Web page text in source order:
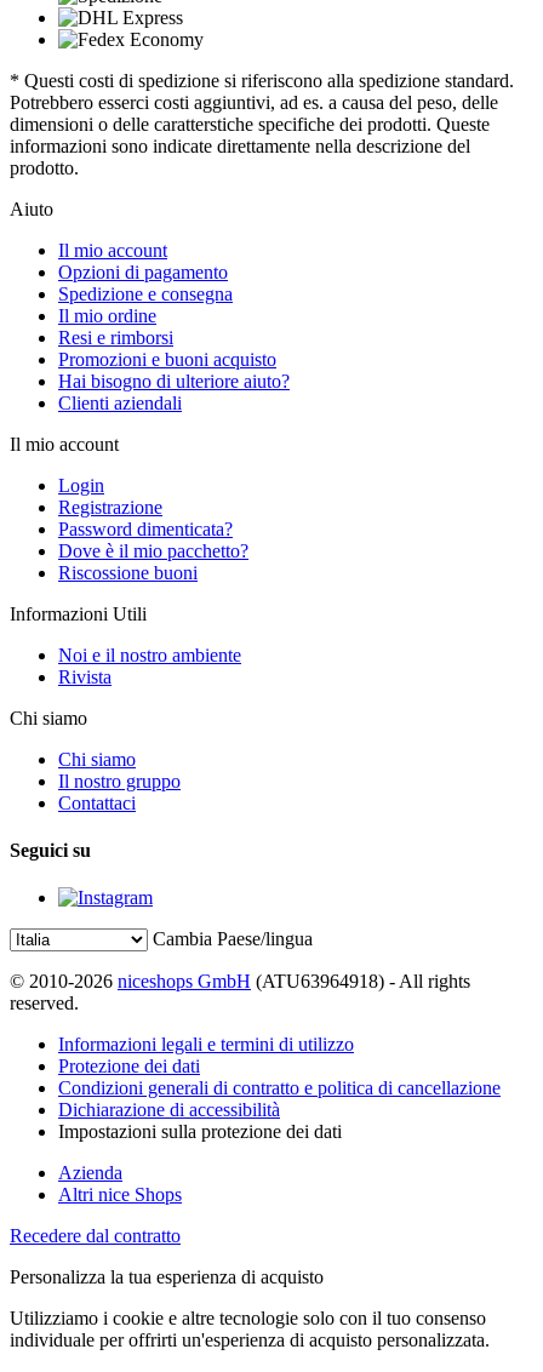
* Questi costi di spedizione si riferiscono alla spedizione standard.
Potrebbero esserci costi aggiuntivi, ad es. a causa del peso, delle
dimensioni o delle caratterstiche specifiche dei prodotti. Queste
informazioni sono indicate direttamente nella descrizione del
prodotto.
Aiuto
Il mio account
Opzioni di pagamento
Spedizione e consegna
Il mio ordine
Resi e rimborsi
Promozioni e buoni acquisto
Hai bisogno di ulteriore aiuto?
Clienti aziendali
Il mio account
Login
Registrazione
Password dimenticata?
Dove è il mio pacchetto?
Riscossione buoni
Informazioni Utili
Noi e il nostro ambiente
Rivista
Chi siamo
Chi siamo
Il nostro gruppo
Contattaci
Seguici su
Cambia Paese/lingua
© 2010-2026 niceshops GmbH (ATU63964918) - All rights
reserved.
Informazioni legali e termini di utilizzo
Protezione dei dati
Condizioni generali di contratto e politica di cancellazione
Dichiarazione di accessibilità
Impostazioni sulla protezione dei dati
Azienda
Altri nice Shops
Recedere dal contratto
Personalizza la tua esperienza di acquisto
Utilizziamo i cookie e altre tecnologie solo con il tuo consenso
individuale per offrirti un'esperienza di acquisto personalizzata.